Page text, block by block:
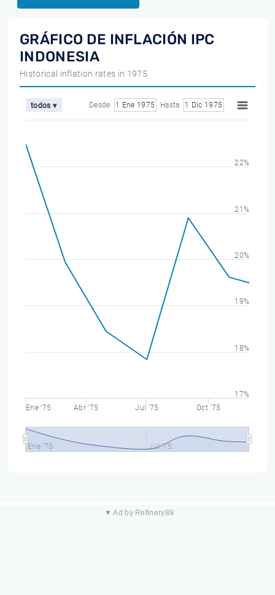
GRÁFICO DE INFLACIÓN IPC
INDONESIA
Historical inflation rates in 1975
todos ▾ Desde 1 Ene 1975 Hasta 1 Dic 1975
Ene '75 Abr '75 Jul '75 Oct '75
Ene '75 Jul '75
17%
18%
19%
20%
21%
22%
▼ Ad by Refinery89